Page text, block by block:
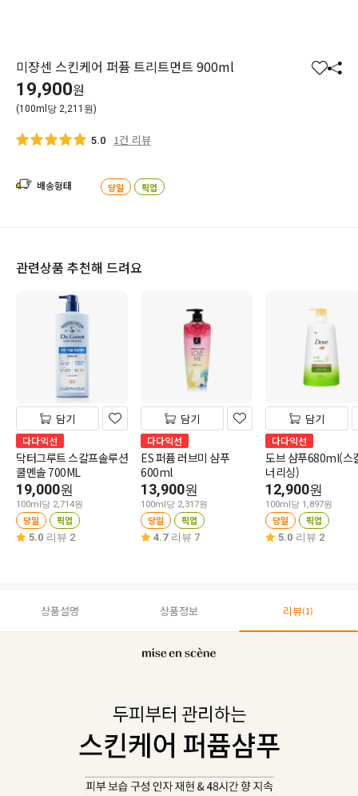
미쟝센 스킨케어 퍼퓸 트리트먼트 900ml
찜 공
19,900원
(100ml당 2,211원)
5.0 1건 리뷰
배송형태 당일 픽업
관련상품 추천해 드려요
담기
다다익선
닥터그루트 스칼프솔루션
쿨멘솔 700ML
19,000원
100ml당 2,714원
당일 픽업
5.0 리뷰 2
담기
다다익선
ES 퍼퓸 러브미 샴푸
600ml
13,900원
100ml당 2,317원
당일 픽업
4.7 리뷰 7
담기
다다익선
도브 샴푸680ml(스
너리싱)
12,900원
100ml당 1,897원
당일 픽업
5.0 리뷰 2
상품설명 상품정보 리뷰(1)